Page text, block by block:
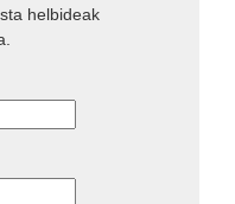
helbideak